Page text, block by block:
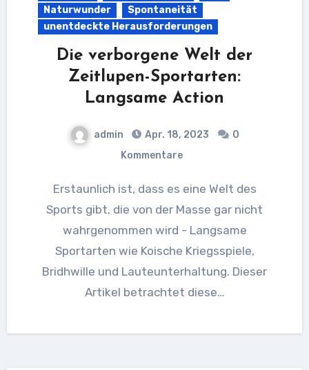
Naturwunder
Spontaneität
unentdeckte Herausforderungen
Die verborgene Welt der
Zeitlupen-Sportarten:
Langsame Action
admin Apr. 18, 2023
0
Kommentare
Erstaunlich ist, dass es eine Welt des
Sports gibt, die von der Masse gar nicht
wahrgenommen wird - Langsame
Sportarten wie Koische Kriegsspiele,
Bridhwille und Lauteunterhaltung. Dieser
Artikel betrachtet diese…